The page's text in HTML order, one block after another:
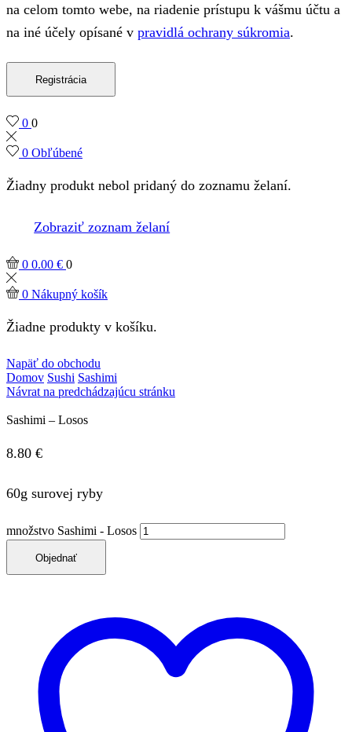
na celom tomto webe, na riadenie prístupu k vášmu účtu a
na iné účely opísané v pravidlá ochrany súkromia.
Registrácia
0 0
0 Obľúbené
Žiadny produkt nebol pridaný do zoznamu želaní.
Zobraziť zoznam želaní
0 0.00 € 0
0 Nákupný košík
Žiadne produkty v košíku.
Napäť do obchodu
Domov Sushi Sashimi
Návrat na predchádzajúcu stránku
Sashimi – Losos
8.80 €
60g surovej ryby
množstvo Sashimi - Losos
Objednať